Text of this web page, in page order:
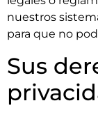
nuestros
para que no
Sus